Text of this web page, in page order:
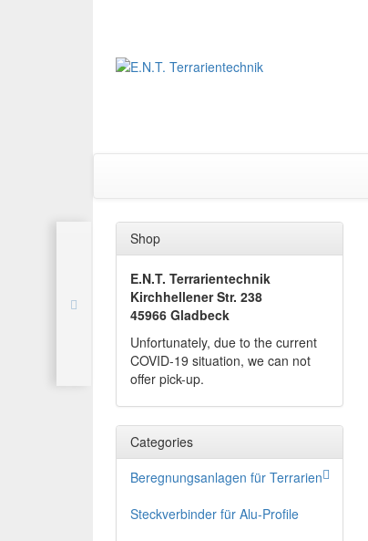
Shop
E.N.T. Terrarientechnik
Kirchhellener Str. 238
45966 Gladbeck
Unfortunately, due to the current
COVID-19 situation, we can not
offer pick-up.
Categories
Beregnungsanlagen für Terrarien
Steckverbinder für Alu-Profile